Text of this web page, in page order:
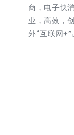
商，电子快
业，高效，
外“互联网+”